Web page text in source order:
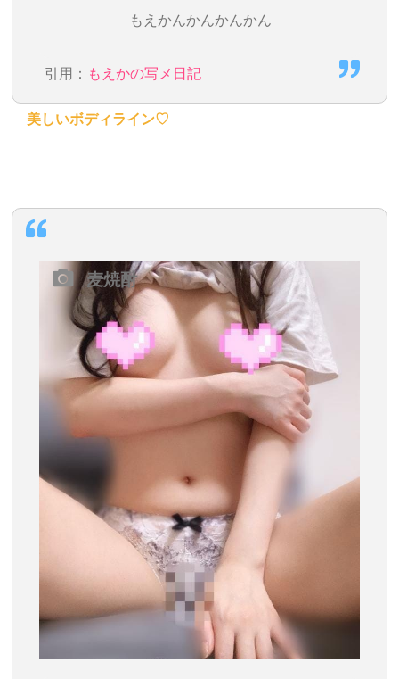
もえかんかんかんかん
引用： もえかの写メ日記
美しいボディライン♡
麦焼酎